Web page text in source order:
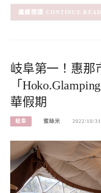
CONTINUE
岐阜第一！惠那
「
華假期
岐阜 蜜絲米 2022/10/31